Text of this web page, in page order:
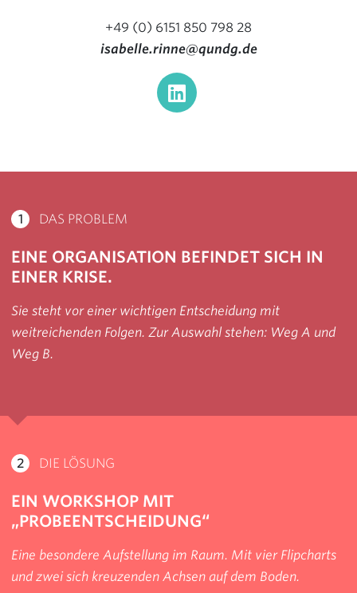
+49 (0) 6151 850 798 28
isabelle.rinne@qundg.de
1 DAS PROBLEM
EINE ORGANISATION BEFINDET SICH IN
EINER KRISE.
Sie steht vor einer wichtigen Entscheidung mit
weitreichenden Folgen. Zur Auswahl stehen: Weg A und
Weg B.
2 DIE LÖSUNG
EIN WORKSHOP MIT
„PROBEENTSCHEIDUNG“
Eine besondere Aufstellung im Raum. Mit vier Flipcharts
und zwei sich kreuzenden Achsen auf dem Boden.